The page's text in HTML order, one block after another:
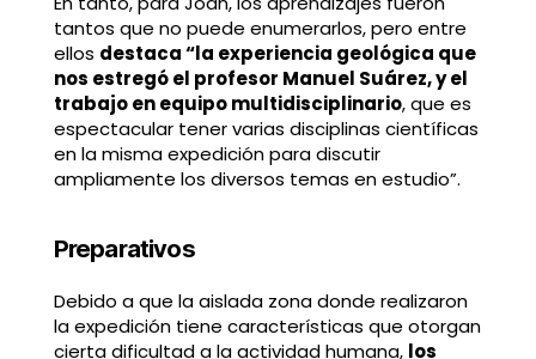
tantos que no puede enumerarlos, pero entre
ellos destaca “la experiencia geológica que
nos estregó el profesor Manuel Suárez, y el
trabajo en equipo multidisciplinario, que es
espectacular tener varias disciplinas científicas
en la misma expedición para discutir
ampliamente los diversos temas en estudio”.
Preparativos
Debido a que la aislada zona donde realizaron
la expedición tiene características que otorgan
cierta dificultad a la actividad humana, los